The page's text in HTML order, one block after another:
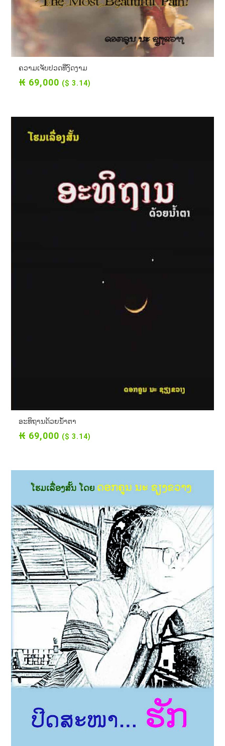
ຄວາມເຈັບປວດທີ່ງົດງາມ
₭ 69,000 ($ 3.14)
ອະທິຖານດ້ວຍນ້ຳຕາ
₭ 69,000 ($ 3.14)